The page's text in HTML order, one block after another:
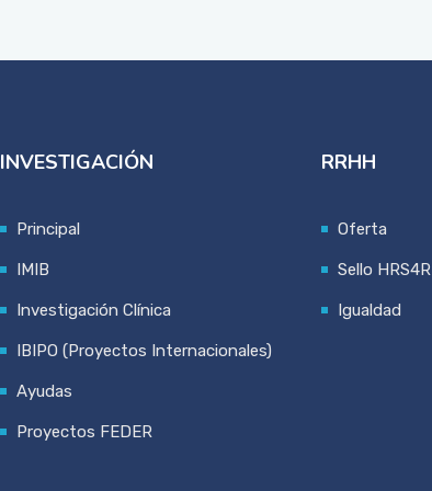
INVESTIGACIÓN
Principal
IMIB
Investigación Clínica
IBIPO (Proyectos Internacionales)
Ayudas
Proyectos FEDER
RRHH
Oferta
Sello HRS4R
Igualdad